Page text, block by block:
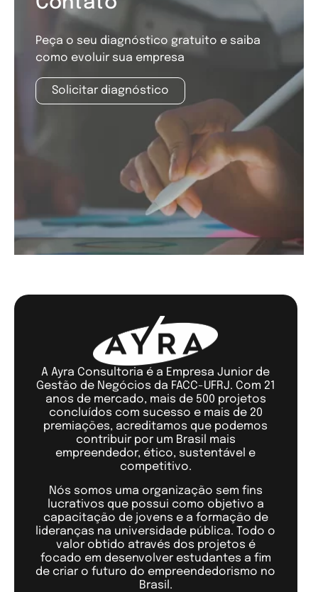
Peça o seu diagnóstico gratuito e saiba
como evoluir sua empresa
Solicitar diagnóstico
A Ayra Consultoria é a Empresa Junior de
Gestão de Negócios da FACC-UFRJ. Com 21
anos de mercado, mais de 500 projetos
concluídos com sucesso e mais de 20
premiações, acreditamos que podemos
contribuir por um Brasil mais
empreendedor, ético, sustentável e
competitivo.
Nós somos uma organização sem fins
lucrativos que possui como objetivo a
capacitação de jovens e a formação de
lideranças na universidade pública. Todo o
valor obtido através dos projetos é
focado em desenvolver estudantes a fim
de criar o futuro do empreendedorismo no
Brasil.